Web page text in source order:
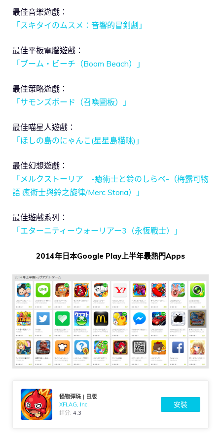
最佳音樂遊戲：
「スキタイのムスメ：音響的冒剣劇」
最佳平板電腦遊戲：
「ブーム・ビーチ（Boom Beach）」
最佳策略遊戲：
「サモンズボード（召喚圖板）」
最佳喵星人遊戲：
「ほしの島のにゃんこ(星星島貓咪)」
最佳幻想遊戲：
「メルクストーリア -癒術士と鈴のしらべ-（梅露可物
語 癒術士與鈴之旋律/Merc Storia）」
最佳遊戲系列：
「エターニティーウォーリアー3（永恆戰士）」
2014年日本Google Play上半年最熱門Apps
怪物彈珠 | 日版
XFLAG, Inc.
評分:4.3
安裝